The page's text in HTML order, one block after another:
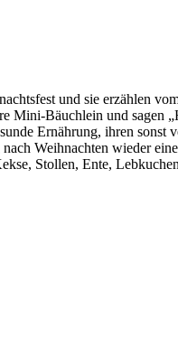
und sie erzählen
Mini-Bäuchlein und sagen
Ernährung, ihren sonst
Weihnachten wieder
Stollen, Ente,